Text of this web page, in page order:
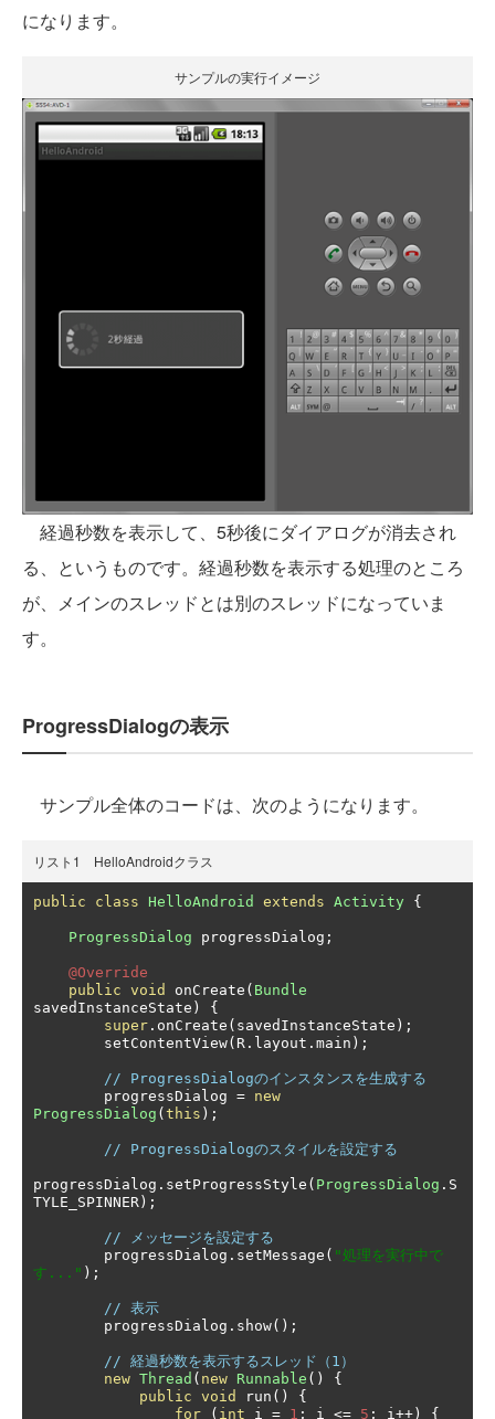
になります。
サンプルの実行イメージ
経過秒数を表示して、5秒後にダイアログが消去され
る、というものです。経過秒数を表示する処理のところ
が、メインのスレッドとは別のスレッドになっていま
す。
ProgressDialogの表示
サンプル全体のコードは、次のようになります。
リスト1 HelloAndroidクラス
public class HelloAndroid extends Activity {
ProgressDialog progressDialog ;
@Override
public void onCreate ( Bundle
savedInstanceState )
{
super . onCreate ( savedInstanceState );
        setContentView
( R . layout . main );
// ProgressDialogのインスタンスを生成する
        progressDialog
= new
ProgressDialog ( this );
// ProgressDialogのスタイルを設定する
progressDialog . setProgressStyle ( ProgressDialog . S
TYLE_SPINNER );
// メッセージを設定する
        progressDialog
. setMessage ( "処理を実行中で
す..." );
// 表示
        progressDialog
. show();
// 経過秒数を表示するスレッド（1）
new Thread ( new Runnable ()
{
public void run ()
{
for
( int i = 1 ; i <= 5 ; i++) {